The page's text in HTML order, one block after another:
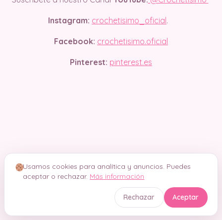
Instagram: crochetisimo_oficial .
Facebook: crochetisimo.oficial
Pinterest: pinterest.es
Usamos cookies para analítica y anuncios. Puedes
aceptar o rechazar. Más información
Rechazar Aceptar